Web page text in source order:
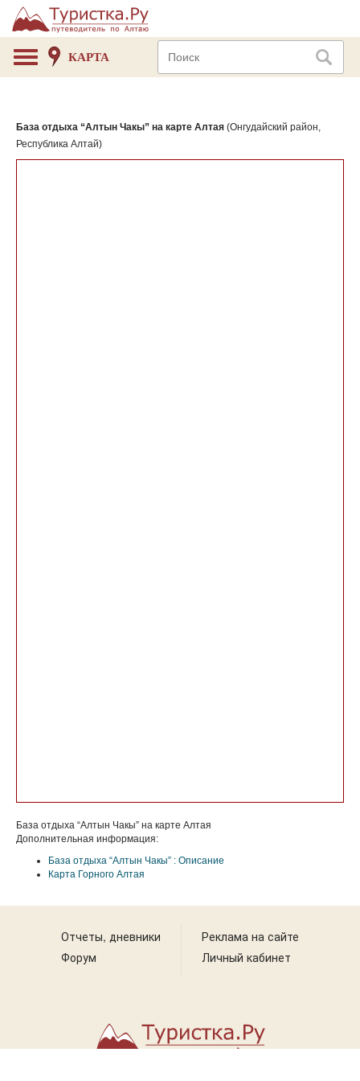
КАРТА
База отдыха “Алтын Чакы” на карте Алтая (Онгудайский район,
Республика Алтай)
База отдыха “Алтын Чакы” на карте Алтая
Дополнительная информация:
База отдыха “Алтын Чакы” : Описание
Карта Горного Алтая
Отчеты, дневники
Форум
Реклама на сайте
Личный кабинет